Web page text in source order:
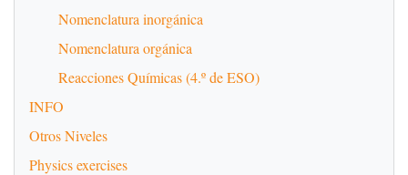
Nomenclatura inorgánica
Nomenclatura orgánica
Reacciones Químicas (4.º de ESO)
INFO
Otros Niveles
Physics exercises